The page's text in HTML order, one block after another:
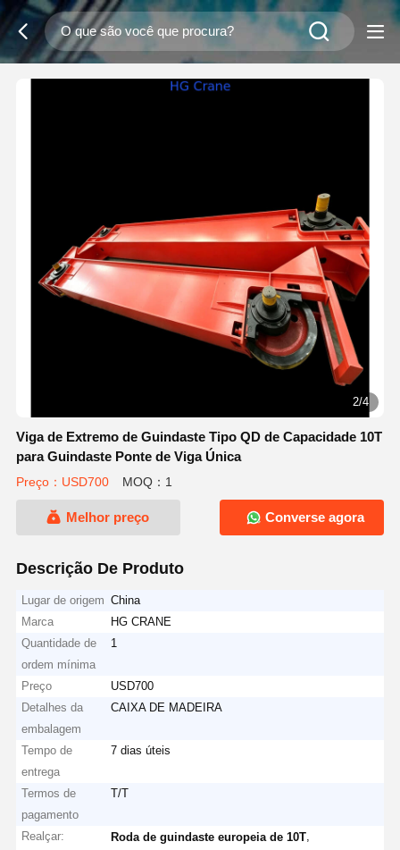
2/4
Viga de Extremo de Guindaste Tipo QD de Capacidade 10T
para Guindaste Ponte de Viga Única
Preço：USD700 MOQ：1
Melhor preço Converse agora
Descrição De Produto
Lugar de origem China
Marca
HG CRANE
Quantidade de
ordem mínima
1
Preço
USD700
Detalhes da
embalagem
CAIXA DE MADEIRA
Tempo de
entrega
7 dias úteis
Termos de
pagamento
T/T
Realçar: Roda de guindaste europeia de 10T